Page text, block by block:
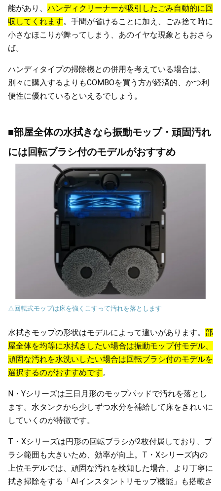
能があり、 ハンディクリーナーが吸引したごみ自動的に回
収してくれます。手間が省けることに加え、ごみ捨て時に
小さなほこりが舞ってしまう、あのイヤな現象ともおさら
ば。
ハンディタイプの掃除機との併用を考えている場合は、
別々に購入するよりもCOMBOを買う方が経済的、かつ利
便性に優れているといえるでしょう。
■部屋全体の水拭きなら振動モップ・頑固汚れ
には回転ブラシ付のモデルがおすすめ
△回転式モップは床を強くこすって汚れを落とします
水拭きモップの形状はモデルによって違いがあります。 部
屋全体を均等に水拭きしたい場合は振動モップ付モデル、
頑固な汚れを水洗いしたい場合は回転ブラシ付のモデルを
選択するのがおすすめです。
N・Yシリーズは三日月形のモップパッドで汚れを落とし
ます。水タンクから少しずつ水分を補給して床をきれいに
していくのが特徴です。
T・Xシリーズは円形の回転ブラシが2枚付属しており、ブ
ラシ範囲も大きいため、効率が向上。T・Xシリーズ内の
上位モデルでは、頑固な汚れを検知した場合、より丁寧に
拭き掃除をする「AIインスタントリモップ機能」も搭載さ